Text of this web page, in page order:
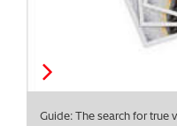
Guide: The search for true